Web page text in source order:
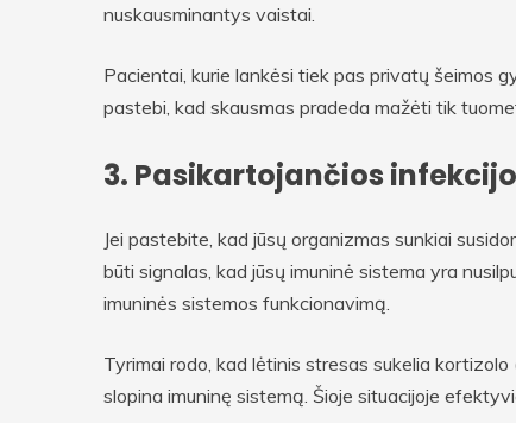
nuskausminantys vaistai.
Pacientai, kurie lankėsi tiek pas privatų šeimos
pastebi, kad skausmas pradeda mažėti tik
3. Pasikartojančios
Jei pastebite, kad jūsų organizmas sunkiai
būti signalas, kad jūsų imuninė sistema yra
imuninės sistemos funkcionavimą.
Tyrimai rodo, kad lėtinis stresas sukelia
slopina imuninę sistemą. Šioje situacijoje